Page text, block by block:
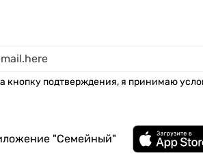
кнопку подтверждения, я принимаю
"Семейный"